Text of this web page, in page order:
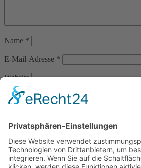
Name *
E-Mail-Adresse *
Website
Name, E-Mail-Adresse und Website in
meinen nächsten Kommentar speichern.
Menü